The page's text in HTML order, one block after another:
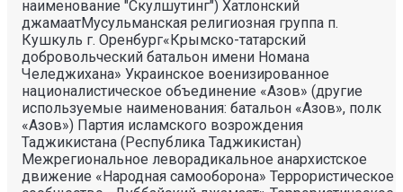
наименование "Скулшутинг") Хатлонский
джамаатМусульманская религиозная группа п.
Кушкуль г. Оренбург«Крымско-татарский
добровольческий батальон имени Номана
Челеджихана» Украинское военизированное
националистическое объединение «Азов» (другие
используемые наименования: батальон «Азов», полк
«Азов») Партия исламского возрождения
Таджикистана (Республика Таджикистан)
Межрегиональное леворадикальное анархистское
движение «Народная самооборона» Террористическое